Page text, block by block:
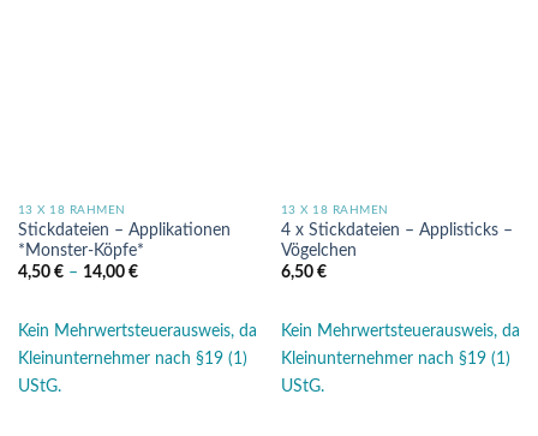
13 X 18 RAHMEN
Stickdateien – Applikationen
*Monster-Köpfe*
4,50 €– 14,00 €
Kein Mehrwertsteuerausweis, da
Kleinunternehmer nach §19 (1)
UStG.
13 X 18 RAHMEN
4 x Stickdateien – Applisticks –
Vögelchen
6,50 €
Kein Mehrwertsteuerausweis, da
Kleinunternehmer nach §19 (1)
UStG.